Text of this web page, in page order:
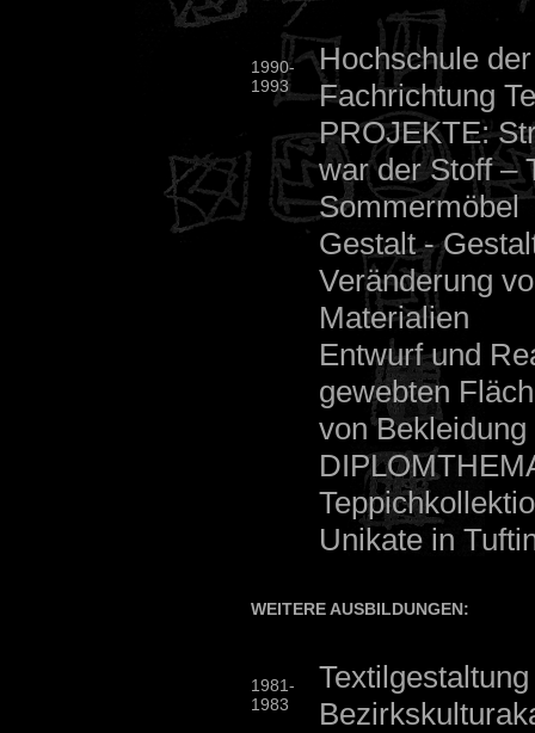
1990-
1993
Hochschule
Fachrichtung
PROJEKTE:
war der Stoff –
Sommermöbel
Gestalt -
Veränderung
Materialien
Entwurf und
gewebten
von Bekleidung
Unikate in
WEITERE AUSBILDUNGEN:
1981-
1983